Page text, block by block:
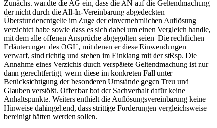
Zunächst wandte die AG ein, dass die AN auf die Geltendmachung
der nicht durch die All-In-Vereinbarung abgedeckten
Überstundenentgelte im Zuge der einvernehmlichen Auflösung
verzichtet habe sowie dass es sich dabei um einen Vergleich handle,
mit dem alle offenen Ansprüche abgegolten seien. Die rechtlichen
Erläuterungen des OGH, mit denen er diese Einwendungen
verwarf, sind richtig und stehen im Einklang mit der stRsp. Die
Annahme eines Verzichts durch verspätete Geltendmachung ist nur
dann gerechtfertigt, wenn diese im konkreten Fall unter
Berücksichtigung der besonderen Umstände gegen Treu und
Glauben verstößt. Offenbar bot der Sachverhalt dafür keine
Anhaltspunkte. Weiters enthielt die Auflösungsvereinbarung keine
Hinweise dahingehend, dass strittige Forderungen vergleichsweise
bereinigt hätten werden sollen.